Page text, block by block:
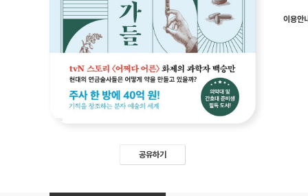
공유하기
이용안